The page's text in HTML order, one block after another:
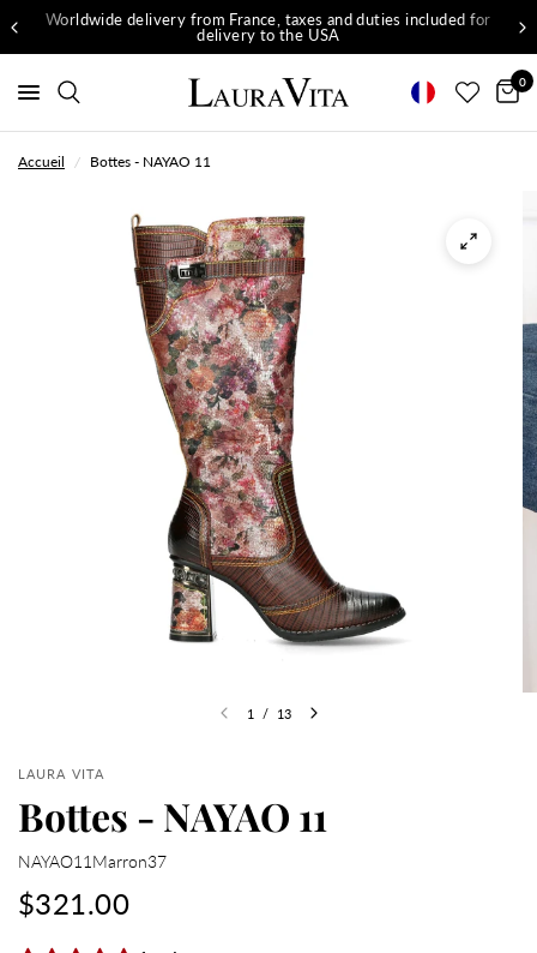
Worldwide delivery from France, taxes and duties included for
delivery to the USA
0
Accueil / Bottes - NAYAO 11
1 / 13
LAURA VITA
Bottes - NAYAO 11
NAYAO11Marron37
$321.00